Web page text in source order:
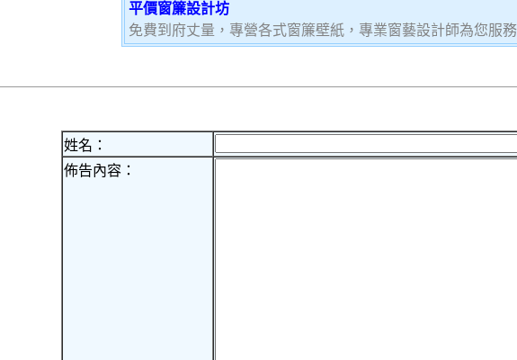
平價窗簾設計坊
免費到府丈量，專營各式窗簾壁紙，專業窗藝設計師為您服
姓名：
佈告內容：